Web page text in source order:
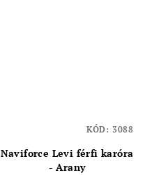
Naviforce Levi férfi karóra
- Arany
KÓD: 3088